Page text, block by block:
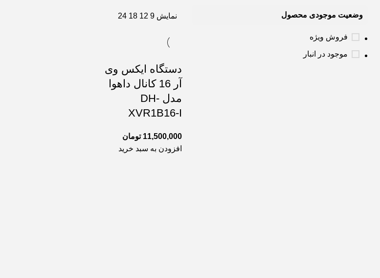
وضعیت موجودی محصول
فروش ویژه
موجود در انبار
نمایش 9
12
18
24
دستگاه ایکس وی
آر 16 کانال داهوا
مدل DH-
XVR1B16-I
11,500,000 تومان
افزودن به سبد خرید